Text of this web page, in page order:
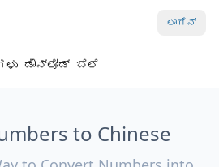
ಲಾಗಿನ್
ಡೌನ್‌ಲೋಡ್ ಬೆಲೆ
to Chinese